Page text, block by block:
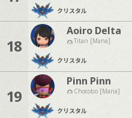
クリスタル
18
Aoiro Delta
Titan [Mana]
クリスタル
19
Pinn Pinn
Chocobo [Mana]
クリスタル